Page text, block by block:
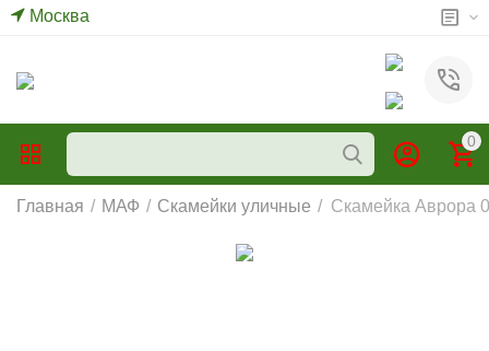
Москва
0
Главная / МАФ / Скамейки уличные / Скамейка Аврора